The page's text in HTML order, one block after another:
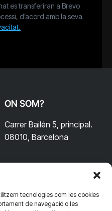
tecnologies com les cookies
de navegació o les
es transferiran a Brevo
d’acord amb la seva
ON SOM?
Carrer Bailén 5, principal.
08010, Barcelona
CONNECTA